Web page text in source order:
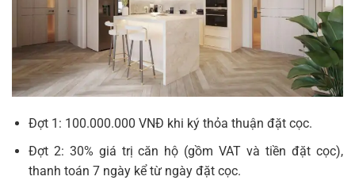
Đợt 1: 100.000.000 VNĐ khi ký thỏa thuận đặt cọc.
Đợt 2: 30% giá trị căn hộ (gồm VAT và tiền đặt cọc),
thanh toán 7 ngày kể từ ngày đặt cọc.